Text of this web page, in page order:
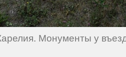
Монументы у